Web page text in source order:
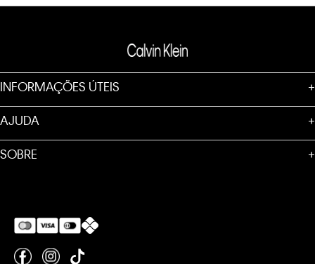
INFORMAÇÕES ÚTEIS +
AJUDA +
SOBRE +